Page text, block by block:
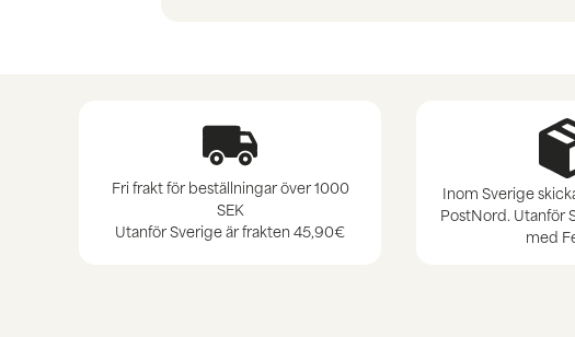
Fri frakt för beställningar över 1000
SEK
Utanför Sverige är frakten45,90€
Inom Sverige
PostNord. Utanför
med